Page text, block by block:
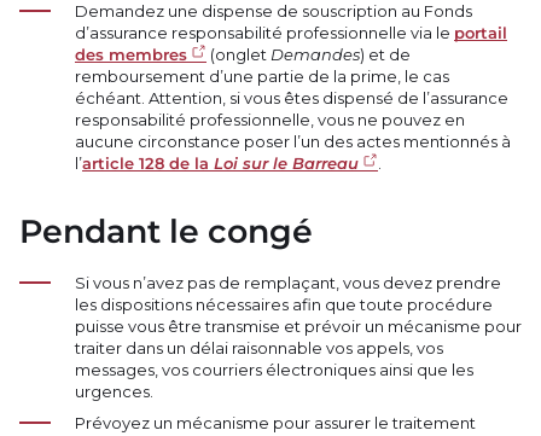
Demandez une dispense de souscription au Fonds
d’assurance responsabilité professionnelle via le portail
des membres
(onglet Demandes) et de
remboursement d’une partie de la prime, le cas
échéant. Attention, si vous êtes dispensé de l’assurance
responsabilité professionnelle, vous ne pouvez en
aucune circonstance poser l’un des actes mentionnés à
l’article 128 de la Loi sur le Barreau
Pendant le congé
Si vous n’avez pas de remplaçant, vous devez prendre
les dispositions nécessaires afin que toute procédure
puisse vous être transmise et prévoir un mécanisme pour
traiter dans un délai raisonnable vos appels, vos
messages, vos courriers électroniques ainsi que les
urgences.
Prévoyez un mécanisme pour assurer le traitement